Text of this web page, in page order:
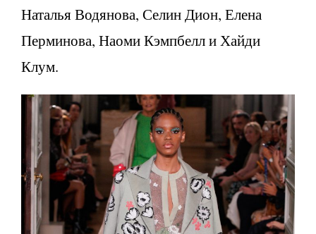
Наталья Водянова, Селин Дион, Елена
Перминова, Наоми Кэмпбелл и Хайди
Клум.